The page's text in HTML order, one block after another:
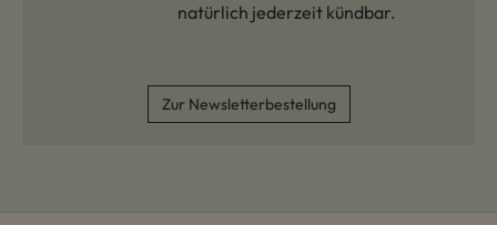
natürlich jederzeit kündbar.
Zur Newsletterbestellung